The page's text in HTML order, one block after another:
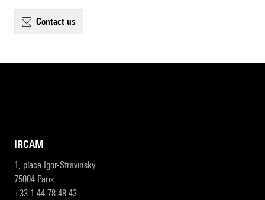
contact us
IRCAM
1, place Igor-Stravinsky
75004 Paris
+33 1 44 78 48 43